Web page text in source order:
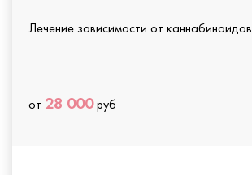
Лечение зависимости от каннабиноидов
от 28 000руб